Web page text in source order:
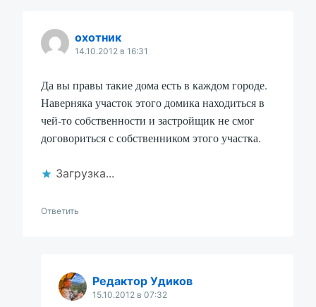
охотник
14.10.2012 в 16:31
Да вы правы такие дома есть в каждом городе.
Наверняка участок этого домика находиться в
чей-то собственности и застройщик не смог
договориться с собственником этого участка.
Загрузка...
Ответить
Редактор Удиков
15.10.2012 в 07:32